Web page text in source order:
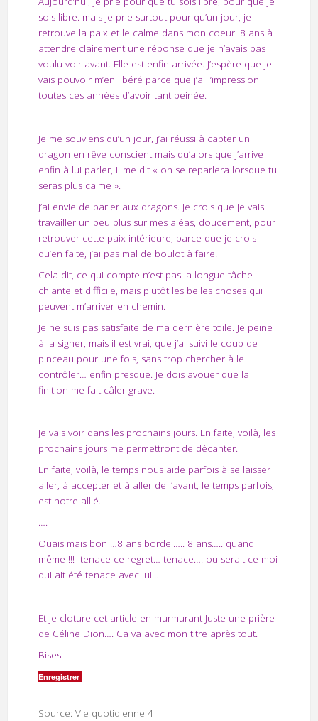
sois libre. mais je prie surtout pour qu’un jour, je
retrouve la paix et le calme dans mon coeur. 8 ans à
attendre clairement une réponse que je n’avais pas
voulu voir avant. Elle est enfin arrivée. J’espère que je
vais pouvoir m’en libéré parce que j’ai l’impression
toutes ces années d’avoir tant peinée.
Je me souviens qu’un jour, j’ai réussi à capter un
dragon en rêve conscient mais qu’alors que j’arrive
enfin à lui parler, il me dit « on se reparlera lorsque tu
seras plus calme ».
J’ai envie de parler aux dragons. Je crois que je vais
travailler un peu plus sur mes aléas, doucement, pour
retrouver cette paix intérieure, parce que je crois
qu’en faite, j’ai pas mal de boulot à faire.
Cela dit, ce qui compte n’est pas la longue tâche
chiante et difficile, mais plutôt les belles choses qui
peuvent m’arriver en chemin.
Je ne suis pas satisfaite de ma dernière toile. Je peine
à la signer, mais il est vrai, que j’ai suivi le coup de
pinceau pour une fois, sans trop chercher à le
contrôler… enfin presque. Je dois avouer que la
finition me fait câler grave.
Je vais voir dans les prochains jours. En faite, voilà, les
prochains jours me permettront de décanter.
En faite, voilà, le temps nous aide parfois à se laisser
aller, à accepter et à aller de l’avant, le temps parfois,
est notre allié.
….
Ouais mais bon …8 ans bordel….. 8 ans….. quand
même !!! tenace ce regret… tenace…. ou serait-ce moi
qui ait été tenace avec lui….
Et je cloture cet article en murmurant Juste une prière
de Céline Dion…. Ca va avec mon titre après tout.
Bises
Enregistrer
Source: Vie quotidienne 4